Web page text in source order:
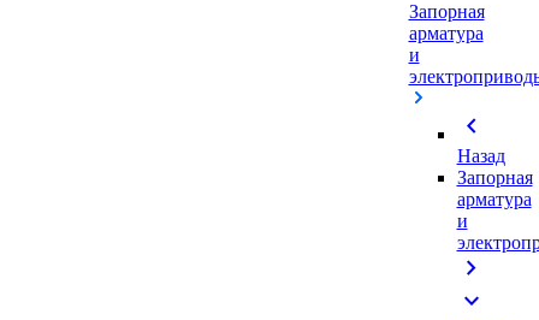
Запорная
арматура
и
chevron_left
Назад
Запорная
арматура
и
chevron_right
expand_more